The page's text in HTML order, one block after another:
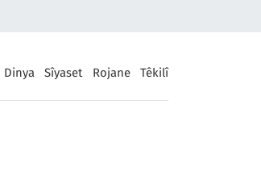
Dinya Sîyaset Rojane Têkilî